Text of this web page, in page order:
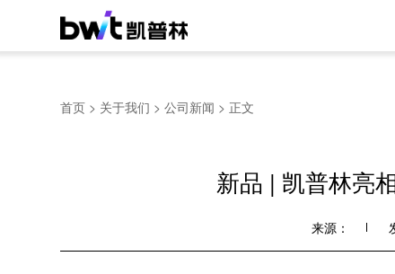
首页 > 关于我们 >公司新闻 > 正文
新品 | 凯普林亮
来源：